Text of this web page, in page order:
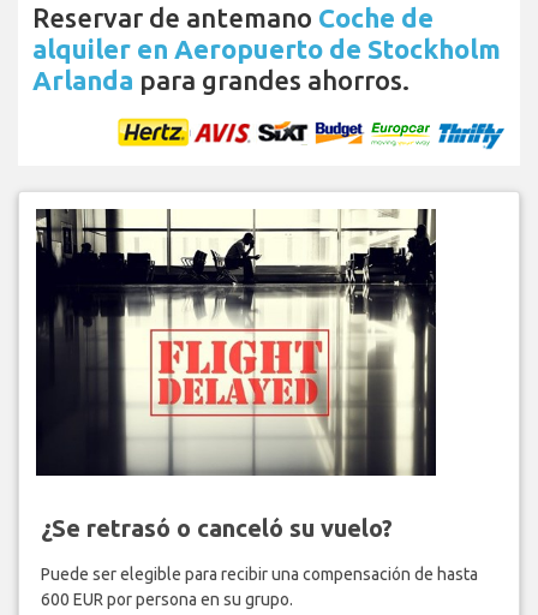
Reservar de antemano Coche de
alquiler en Aeropuerto de Stockholm
Arlanda para grandes ahorros.
¿Se retrasó o canceló su vuelo?
Puede ser elegible para recibir una compensación de hasta
600 EUR por persona en su grupo.